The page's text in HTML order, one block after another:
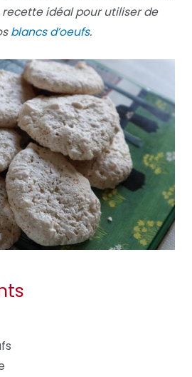
recette idéal pour utiliser de
blancs d’oeufs.